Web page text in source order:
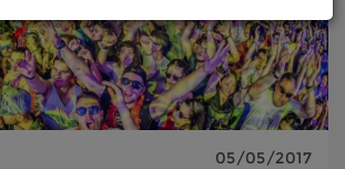
05/05/2017